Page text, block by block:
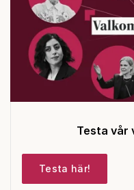
Testa vår
Testa här!